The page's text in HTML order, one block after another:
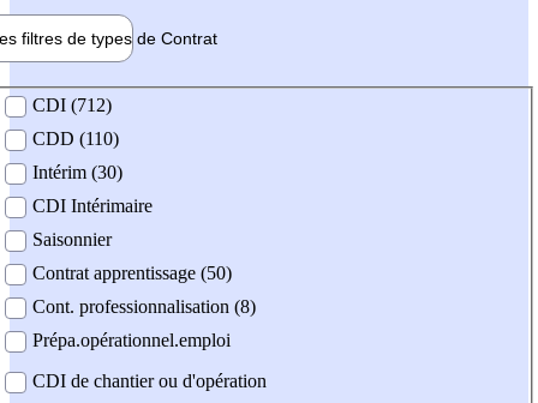
filtres de types de Contrat
contrat
CDI (712)
CDD (110)
Intérim (30)
CDI Intérimaire
Saisonnier
Contrat apprentissage (50)
Cont. professionnalisation (8)
Prépa.opérationnel.emploi
CDI de chantier ou d'opération